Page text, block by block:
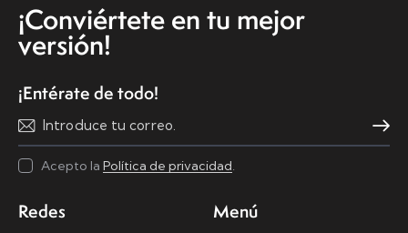
¡Conviértete en tu mejor
versión!
¡Entérate de todo!
Acepto la Política de privacidad.
Redes Menú